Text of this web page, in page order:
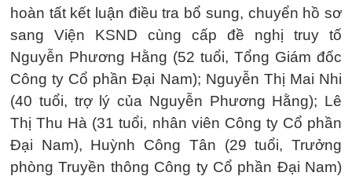
hoàn tất kết luận điều tra bổ sung, chuyển hồ sơ
sang Viện KSND cùng cấp đề nghị truy tố
Nguyễn Phương Hằng (52 tuổi, Tổng Giám đốc
Công ty Cổ phần Đại Nam); Nguyễn Thị Mai Nhi
(40 tuổi, trợ lý của Nguyễn Phương Hằng); Lê
Thị Thu Hà (31 tuổi, nhân viên Công ty Cổ phần
Đại Nam), Huỳnh Công Tân (29 tuổi, Trưởng
phòng Truyền thông Công ty Cổ phần Đại Nam)